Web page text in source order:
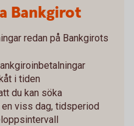
Bankgirot
redan på Bankgirots
i tiden
du kan söka
viss dag, tidsperiod